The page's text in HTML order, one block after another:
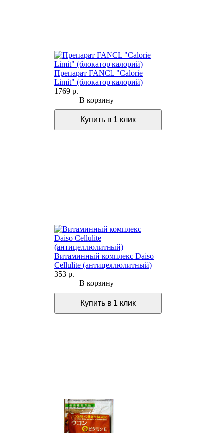
Препарат FANCL "Calorie
Limit" (блокатор калорий)
1769 р.
В корзину
Витаминный комплекс Daiso
Cellulite (антицеллюлитный)
353 р.
В корзину